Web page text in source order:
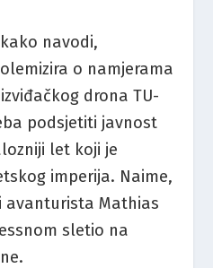
navodi,
o namjerama
drona TU-
podsjetiti javnost
let koji je
imperija. Naime,
avanturista Mathias
sletio na